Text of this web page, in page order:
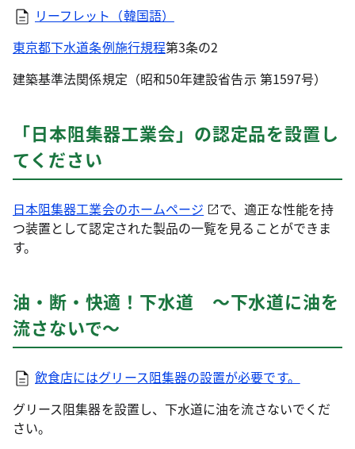
リーフレット（韓国語）
東京都下水道条例施行規程第3条の2
建築基準法関係規定（昭和50年建設省告示 第1597号）
「日本阻集器工業会」の認定品を設置し
てください
日本阻集器工業会のホームページ
で、適正な性能を持
つ装置として認定された製品の一覧を見ることができま
す。
油・断・快適！下水道 ～下水道に油を
流さないで～
飲食店にはグリース阻集器の設置が必要です。
グリース阻集器を設置し、下水道に油を流さないでくだ
さい。